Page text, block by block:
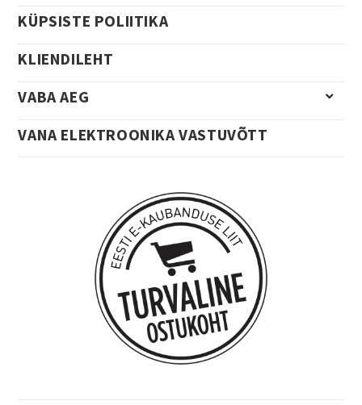
KÜPSISTE POLIITIKA
KLIENDILEHT
VABA AEG
VANA ELEKTROONIKA VASTUVÕTT